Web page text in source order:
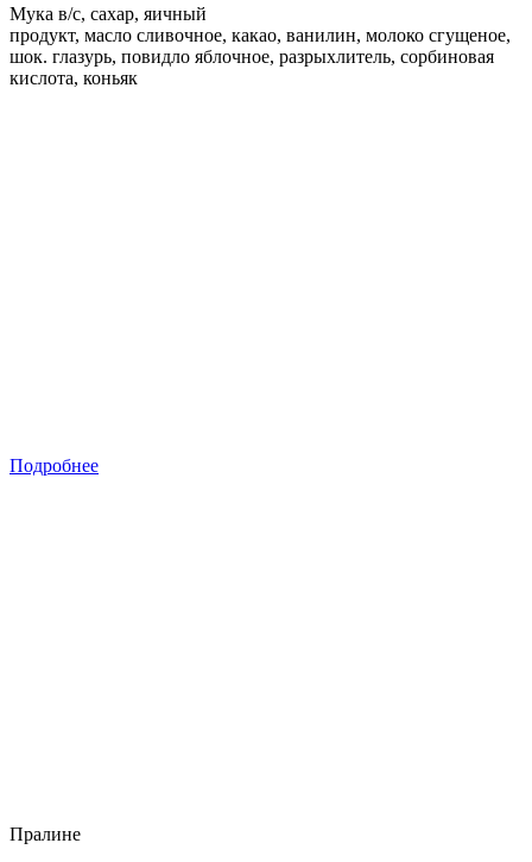
Мука в/с, сахар, яичный
продукт, масло сливочное, какао, ванилин, молоко сгущеное,
шок. глазурь, повидло яблочное, разрыхлитель, сорбиновая
кислота, коньяк
Подробнее
Пралине